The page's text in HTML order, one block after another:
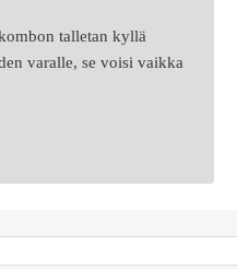
talletan kyllä
varalle, se voisi vaikka